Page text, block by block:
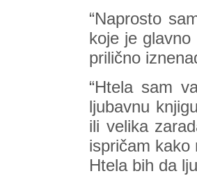
“Naprosto
koje je
prilično
“Htela sam
ljubavnu
ili velika
ispričam kako
Htela bih da